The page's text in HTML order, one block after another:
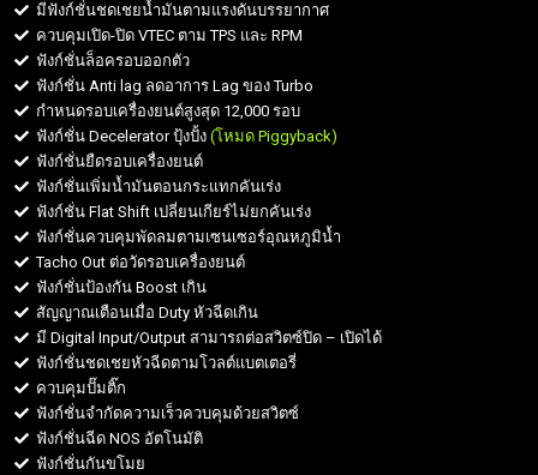
มีฟังก์ชั่นชดเชยน้ำมันตามแรงดันบรรยากาศ
ควบคุมเปิด-ปิด VTEC ตาม TPS และ RPM
ฟังก์ชั่นล็อครอบออกตัว
ฟังก์ชั่น Anti lag ลดอาการ Lag ของ Turbo
กำหนดรอบเครื่องยนต์สูงสุด 12,000 รอบ
ฟังก์ชั่น Decelerator ปุ้งปั้ง (โหมด Piggyback)
ฟังก์ชั่นยืดรอบเครื่องยนต์
ฟังก์ชั่นเพิ่มน้ำมันตอนกระแทกคันเร่ง
ฟังก์ชั่น Flat Shift เปลี่ยนเกียร์ไม่ยกคันเร่ง
ฟังก์ชั่นควบคุมพัดลมตามเซนเซอร์อุณหภูมิน้ำ
Tacho Out ต่อวัดรอบเครื่องยนต์
ฟังก์ชั่นป้องกัน Boost เกิน
สัญญาณเตือนเมื่อ Duty หัวฉีดเกิน
มี Digital Input/Output สามารถต่อสวิตซ์ปิด – เปิดได้
ฟังก์ชั่นชดเชยหัวฉีดตามโวลต์แบตเตอรี่
ควบคุมปั๊มติ๊ก
ฟังก์ชั่นจำกัดความเร็วควบคุมด้วยสวิตซ์
ฟังก์ชั่นฉีด NOS อัตโนมัติ
ฟังก์ชั่นกันขโมย